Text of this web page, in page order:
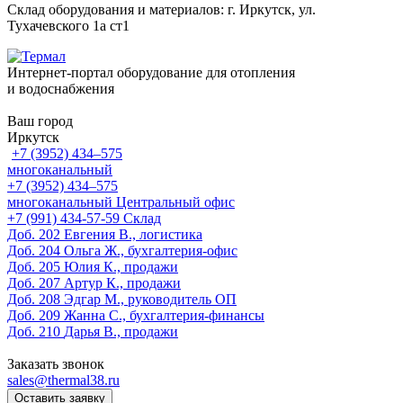
Склад оборудования и материалов: г. Иркутск, ул.
Тухачевского 1а ст1
Интернет-портал оборудование для отопления
и водоснабжения
Ваш город
Иркутск
+7 (3952) 434‒575
многоканальный
+7 (3952) 434‒575
многоканальный Центральный офис
‎+7 (991) 434-57-59 Склад
Доб. 202 Евгения В., логистика
Доб. 204 Ольга Ж., бухгалтерия-офис
Доб. 205 Юлия К., продажи
Доб. 207 Артур К., продажи
Доб. 208 Эдгар М., руководитель ОП
Доб. 209 Жанна С., бухгалтерия-финансы
Доб. 210 Дарья В., продажи
Заказать звонок
sales@thermal38.ru
Оставить заявку